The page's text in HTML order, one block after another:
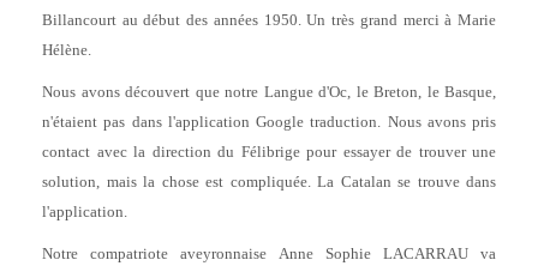
Billancourt au début des années 1950. Un très grand merci à Marie
Hélène.
Nous avons découvert que notre Langue d'Oc, le Breton, le Basque,
n'étaient pas dans l'application Google traduction. Nous avons pris
contact avec la direction du Félibrige pour essayer de trouver une
solution, mais la chose est compliquée. La Catalan se trouve dans
l'application.
Notre compatriote aveyronnaise Anne Sophie LACARRAU va